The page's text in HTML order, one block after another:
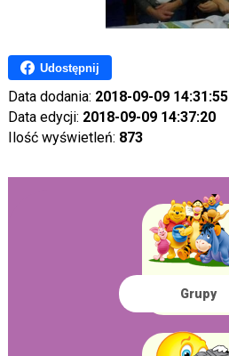
Udostępnij
Data dodania: 2018-09-09 14:31:55
Data edycji: 2018-09-09 14:37:20
Ilość wyświetleń: 873
Grupy